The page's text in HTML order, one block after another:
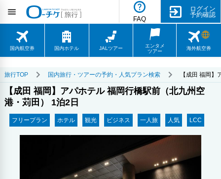
FAQ
ログイン
予約確認
国内航空券 国内ホテル JALツアー
エンタメ
ツアー
海外航空券
旅行TOP 国内旅行・ツアーの予約・人気プラン検索 【成田 福岡
【成田 福岡】アパホテル 福岡行橋駅前（北九州空
港・苅田） 1泊2日
フリープラン ホテル 観光 ビジネス 一人旅 人気 LCC